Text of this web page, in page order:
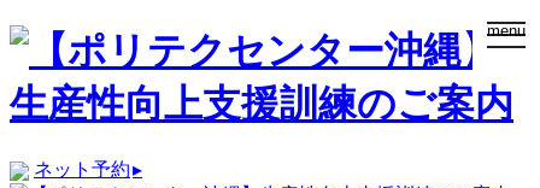
menu
ネット予約▸